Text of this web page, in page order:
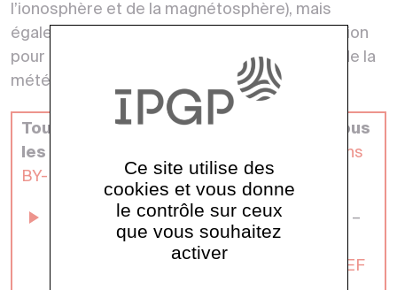
l’ionosphère et de la magnétosphère), mais
également comme des références d’orientation
pour l’industrie et comme outils pour le suivi de la
météorologie de l’espace.
Toutes nos données sont distribuées sous
les termes de la licence
Creative Commons
BY-NC 4.0
BCMT banque de données magnétiques –
Données définitives
http://doi.org/10.18715/BCMT.MAG.DEF
Ce site utilise des
cookies et vous donne
le contrôle sur ceux
que vous souhaitez
activer